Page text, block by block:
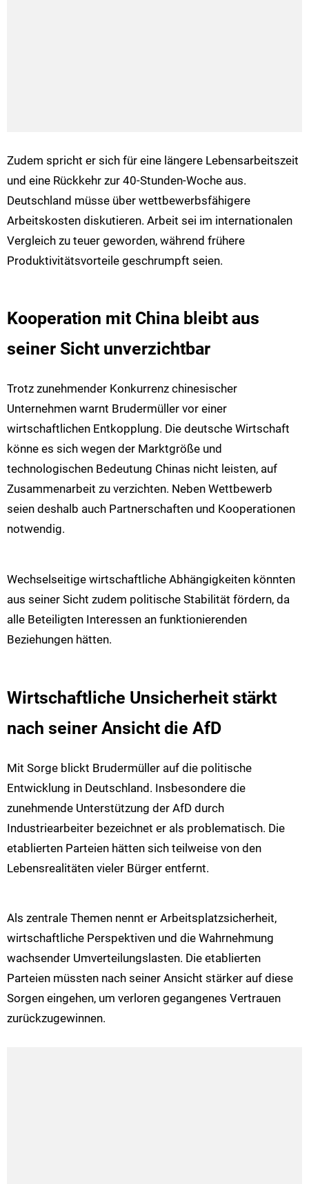
Zudem spricht er sich für eine längere Lebensarbeitszeit
und eine Rückkehr zur 40-Stunden-Woche aus.
Deutschland müsse über wettbewerbsfähigere
Arbeitskosten diskutieren. Arbeit sei im internationalen
Vergleich zu teuer geworden, während frühere
Produktivitätsvorteile geschrumpft seien.
Kooperation mit China bleibt aus
seiner Sicht unverzichtbar
Trotz zunehmender Konkurrenz chinesischer
Unternehmen warnt Brudermüller vor einer
wirtschaftlichen Entkopplung. Die deutsche Wirtschaft
könne es sich wegen der Marktgröße und
technologischen Bedeutung Chinas nicht leisten, auf
Zusammenarbeit zu verzichten. Neben Wettbewerb
seien deshalb auch Partnerschaften und Kooperationen
notwendig.
Wechselseitige wirtschaftliche Abhängigkeiten könnten
aus seiner Sicht zudem politische Stabilität fördern, da
alle Beteiligten Interessen an funktionierenden
Beziehungen hätten.
Wirtschaftliche Unsicherheit stärkt
nach seiner Ansicht die AfD
Mit Sorge blickt Brudermüller auf die politische
Entwicklung in Deutschland. Insbesondere die
zunehmende Unterstützung der AfD durch
Industriearbeiter bezeichnet er als problematisch. Die
etablierten Parteien hätten sich teilweise von den
Lebensrealitäten vieler Bürger entfernt.
Als zentrale Themen nennt er Arbeitsplatzsicherheit,
wirtschaftliche Perspektiven und die Wahrnehmung
wachsender Umverteilungslasten. Die etablierten
Parteien müssten nach seiner Ansicht stärker auf diese
Sorgen eingehen, um verloren gegangenes Vertrauen
zurückzugewinnen.